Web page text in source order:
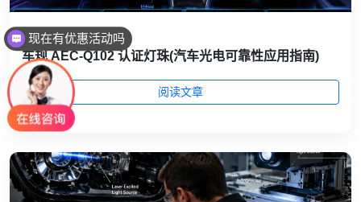
2025-06-05
车规 AEC‑Q102 认证灯珠(汽车光电可靠性应用指南)
阅读文章